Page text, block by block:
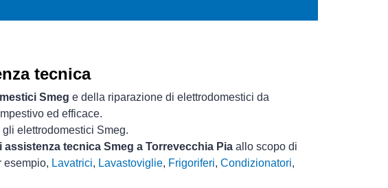
tecnica
Smeg e della riparazione di elettrodomestici da
ed efficace.
elettrodomestici Smeg.
assistenza tecnica Smeg a Torrevecchia Pia allo scopo di
esempio, Lavatrici, Lavastoviglie, Frigoriferi, Condizionatori,